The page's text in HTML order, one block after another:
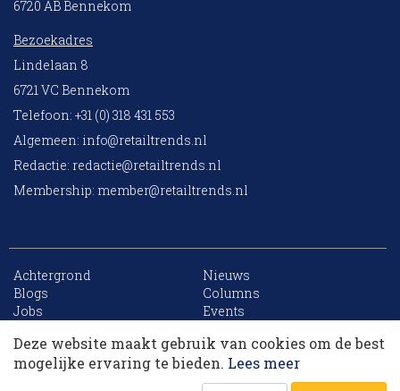
6720 AB Bennekom
Bezoekadres
Lindelaan 8
6721 VC Bennekom
Telefoon: +31 (0) 318 431 553
Algemeen: info@retailtrends.nl
Redactie: redactie@retailtrends.nl
Membership: member@retailtrends.nl
Achtergrond
Nieuws
Blogs
Columns
Jobs
Events
Archief
Sitemap
Deze website maakt gebruik van cookies om de best
mogelijke ervaring te bieden. Lees meer
10 collega’s
Korting op events